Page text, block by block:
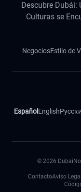
Descubre Dubái:
Culturas se
NegociosEstilo de
Español English
© 2026
ContactoAviso Legal